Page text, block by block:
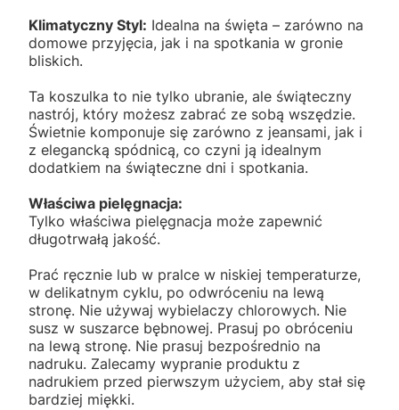
Klimatyczny Styl: Idealna na święta – zarówno na
domowe przyjęcia, jak i na spotkania w gronie
bliskich.
Ta koszulka to nie tylko ubranie, ale świąteczny
nastrój, który możesz zabrać ze sobą wszędzie.
Świetnie komponuje się zarówno z jeansami, jak i
z elegancką spódnicą, co czyni ją idealnym
dodatkiem na świąteczne dni i spotkania.
Właściwa pielęgnacja:
Tylko właściwa pielęgnacja może zapewnić
długotrwałą jakość.
Prać ręcznie lub w pralce w niskiej temperaturze,
w delikatnym cyklu, po odwróceniu na lewą
stronę. Nie używaj wybielaczy chlorowych. Nie
susz w suszarce bębnowej. Prasuj po obróceniu
na lewą stronę. Nie prasuj bezpośrednio na
nadruku. Zalecamy wypranie produktu z
nadrukiem przed pierwszym użyciem, aby stał się
bardziej miękki.